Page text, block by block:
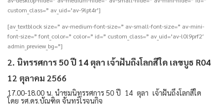
custom_class=” av_uid=’av-9lpt4r’]
[av_textblock size=” av-medium-font-size=” av-small-font-size=” av-mini-
font-size=” font_color=” color=” id=” custom_class=” av_uid=’av-l0l9prf2′
admin_preview_bg=”]
2. นิทรรศการ 50 ปี 14 ตุลา เจ้าฝันถึงโลกสีใด เลขบูธ R04
12 ตุลาคม 2566
17.00-18.00 น. นำชมนิทรรศการ 50 ปี 14 ตุลา เจ้าฝันถึงโลกสีใด
โดย รศ.ดร.บัณฑิต จันทร์โรจนกิจ